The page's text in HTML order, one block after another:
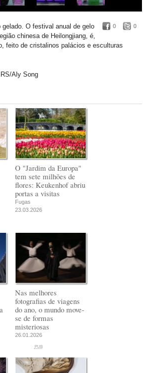
0 0
gelado. O festival anual de gelo
chinesa de Heilongjiang, é,
feito de cristalinos palácios e esculturas
Aly Song
O "Jardim da Europa"
tem sete milhões de
flores: Keukenhof abriu
portas a visitas
Fugas
23.03.2026
Nas melhores
fotografias de viagens
do ano, o mundo move-
se de formas
misteriosas
26.01.2026
PUB
PUB